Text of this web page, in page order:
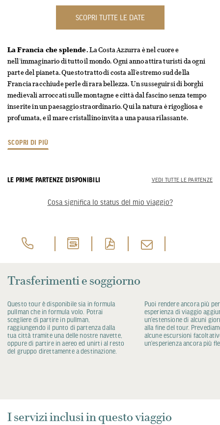
SCOPRI TUTTE LE DATE
La Francia che splende.La Costa Azzurra è nel cuore e
nell’immaginario di tutto il mondo. Ogni anno attira turisti da ogni
parte del pianeta. Questo tratto di costa all’estremo sud della
Francia racchiude perle di rara bellezza. Un susseguirsi di borghi
medievali arroccati sulle montagne e città dal fascino senza tempo
inserite in un paesaggio straordinario. Qui la natura è rigogliosa e
profumata, e il mare cristallino invita a una pausa rilassante.
SCOPRI DI PIÙ
LE PRIME PARTENZE DISPONIBILI VEDI TUTTE LE PARTENZE
Cosa significa lo status del mio viaggio?
Trasferimenti e soggiorno
Questo tour è disponibile sia in formula
pullman che in formula volo. Potrai
scegliere di partire in pullman,
raggiungendo il punto di partenza dalla
tua città tramite una delle nostre navette,
oppure di partire in aereo ed unirti al resto
del gruppo direttamente a destinazione.
Puoi rendere ancora più
esperienza di viaggio
un’estensione di alcuni
alla fine del tour.
alcune escursioni
un’esperienza ancora più
I servizi inclusi in questo viaggio